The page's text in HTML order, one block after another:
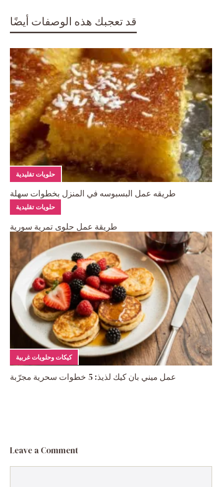
قد تعجبك هذه الوصفات أيضًا
حلويات تقليدية
طريقه عمل البسبوسه في المنزل بخطوات سهلة
حلويات تقليدية
طريقة عمل حلوى تمرية سورية
كيكات وحلويات غربية
عمل ميني بان كيك لذيذ: 5 خطوات سحرية مجرّبة
Leave a Comment